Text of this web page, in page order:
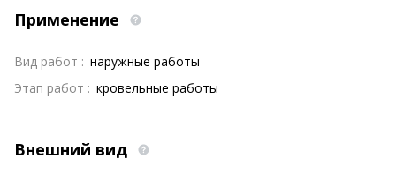
Применение
Вид работ : наружные работы
Этап работ : кровельные работы
Внешний вид